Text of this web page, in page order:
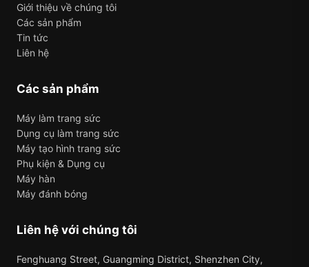
Giới thiệu về chúng tôi
Các sản phẩm
Tin tức
Liên hệ
Các sản phẩm
Máy làm trang sức
Dụng cụ làm trang sức
Máy tạo hình trang sức
Phụ kiện & Dụng cụ
Máy hàn
Máy đánh bóng
Liên hệ với chúng tôi
Fenghuang Street, Guangming District, Shenzhen City,